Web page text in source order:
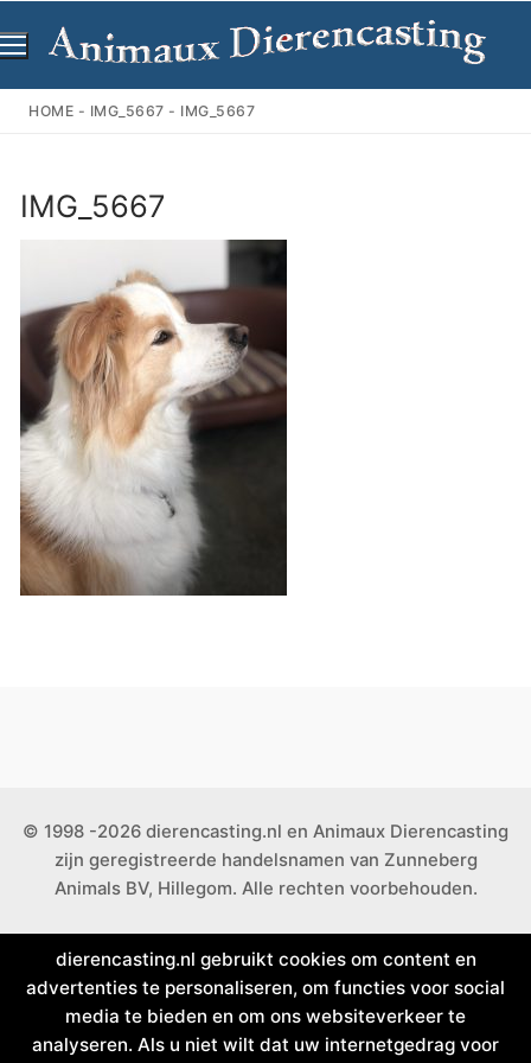
naar
inhoud
HOME - IMG_5667 - IMG_5667
IMG_5667
© 1998 -2026 dierencasting.nl en Animaux Dierencasting
zijn geregistreerde handelsnamen van Zunneberg
Animals BV, Hillegom. Alle rechten voorbehouden.
dierencasting.nl gebruikt cookies om content en
advertenties te personaliseren, om functies voor social
media te bieden en om ons websiteverkeer te
analyseren. Als u niet wilt dat uw internetgedrag voor